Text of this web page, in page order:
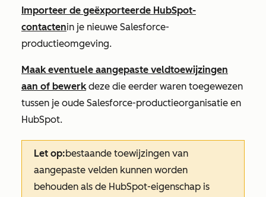
Importeer de geëxporteerde HubSpot-
contactenin je nieuwe Salesforce-
productieomgeving.
Maak eventuele aangepaste veldtoewijzingen
aan of bewerkdeze die eerder waren toegewezen
tussen je oude Salesforce-productieorganisatie en
HubSpot.
Let op:bestaande toewijzingen van
aangepaste velden kunnen worden
behouden als de HubSpot-eigenschap is